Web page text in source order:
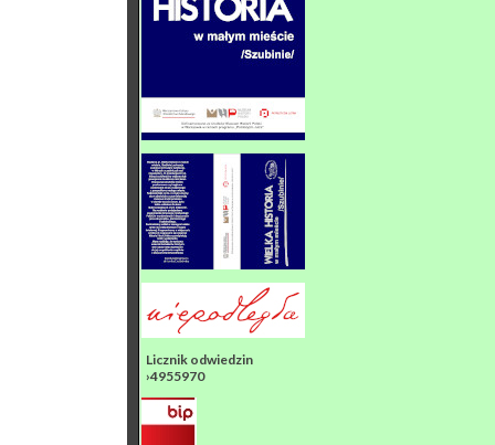
Licznik odwiedzin
›4955970